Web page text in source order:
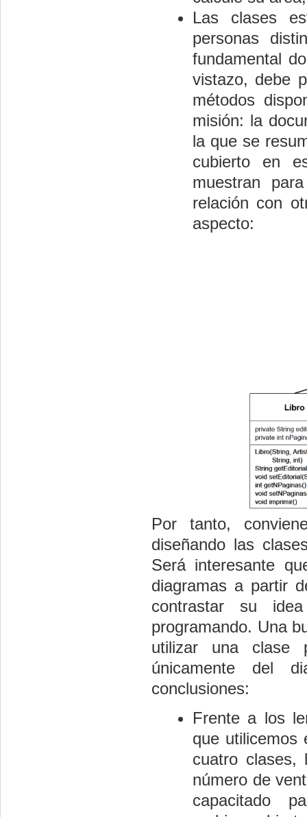
Las clases
personas
fundamental
vistazo, debe
métodos
misión: la
la que se
cubierto en
muestran
relación con
aspecto:
Por tanto,
diseñando las
Será interesante
diagramas a partir
contrastar su
programando. Una
utilizar una clase
únicamente del
conclusiones:
Frente a los
que utilicemos
cuatro clases,
número de
capacitado